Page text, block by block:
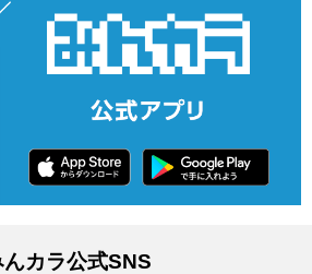
んカラ公式SNS